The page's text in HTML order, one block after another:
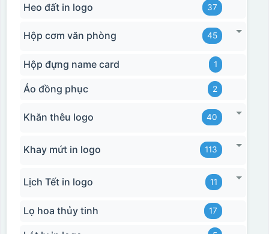
Heo đất in logo 37
Hộp cơm văn phòng 45
Hộp đựng name card 1
Áo đồng phục 2
Khăn thêu logo 40
Khay mứt in logo 113
Lịch Tết in logo 11
Lọ hoa thủy tinh 17